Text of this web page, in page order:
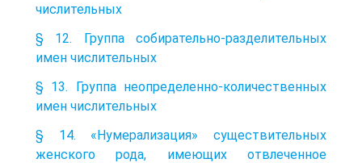
числительных
§ 12. Группа собирательно-разделительных
имен числительных
§ 13. Группа неопределенно-количественных
имен числительных
§ 14. «Нумерализация» существительных
женского рода, имеющих отвлеченное